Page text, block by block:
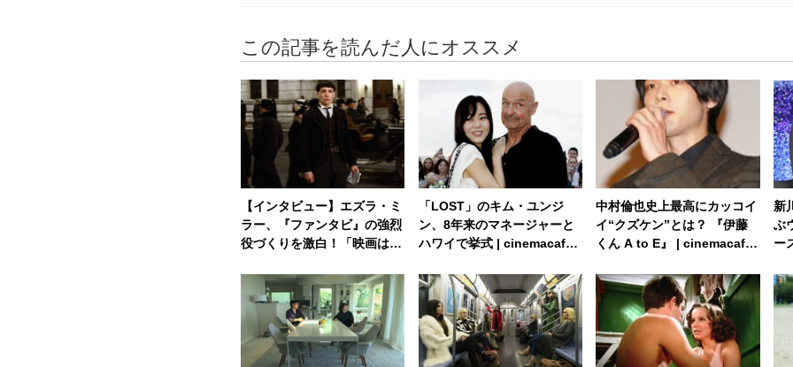
この記事を読んだ人にオススメ
【インタビュー】エズラ・ミ
ラー、『ファンタビ』の強烈
役づくりを激白！「映画は最
afe.net
「LOST」のキム・ユンジ
ン、8年来のマネージャーと
ハワイで挙式 | cinemacafe.
中村倫也史上最高にカッコイ
イ“クズケン”とは？ 『伊藤
くん A to E』 | cinemacafe.
新
ぶ
ー